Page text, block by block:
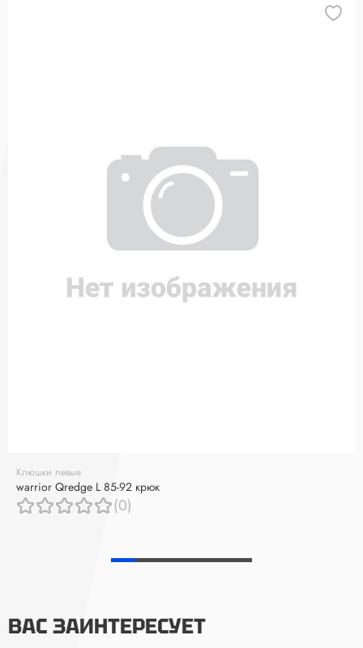
Клюшки левые
warrior Qredge L 85-92 крюк
(0)
ВАС ЗАИНТЕРЕСУЕТ